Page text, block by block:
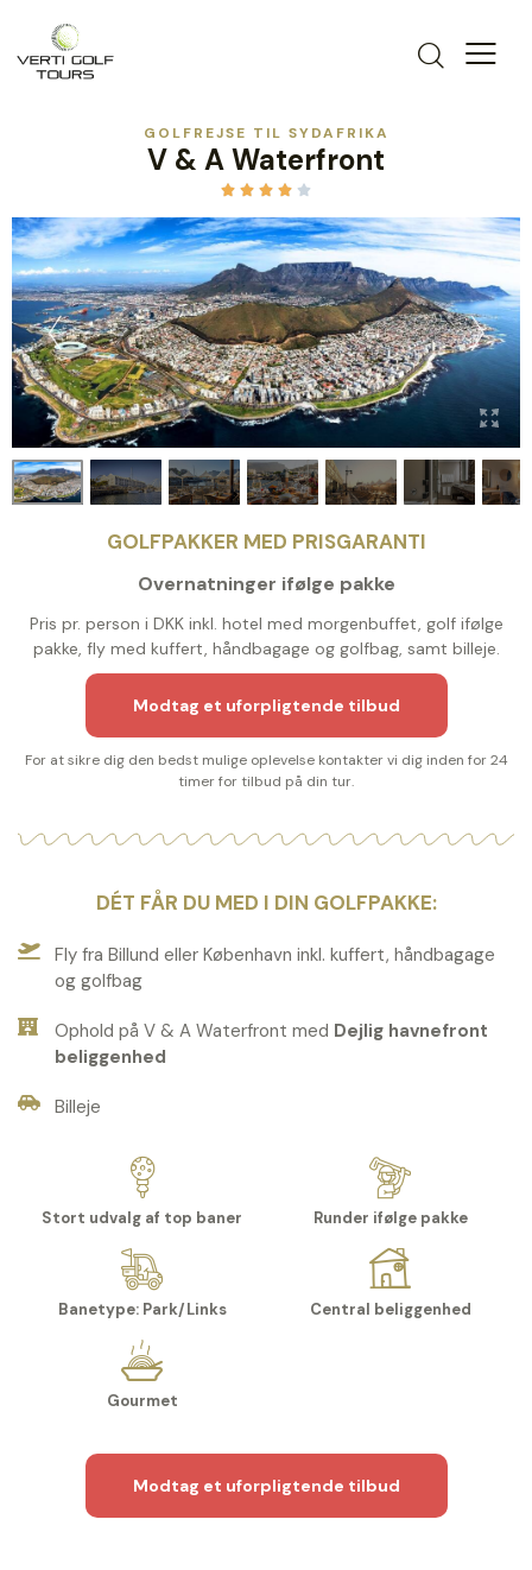
GOLFREJSE TIL SYDAFRIKA
V & A Waterfront
    
GOLFPAKKER MED PRISGARANTI
Overnatninger ifølge pakke
Pris pr. person i DKK inkl. hotel med morgenbuffet, golf ifølge
pakke, fly med kuffert, håndbagage og golfbag, samt billeje.
Modtag et uforpligtende tilbud
For at sikre dig den bedst mulige oplevelse kontakter vi dig inden for 24
timer for tilbud på din tur.
DÉT FÅR DU MED I DIN GOLFPAKKE:
Fly fra Billund eller København inkl. kuffert, håndbagage
og golfbag
Ophold på V & A Waterfront med Dejlig havnefront
beliggenhed
Billeje
Stort udvalg af top baner Runder ifølge pakke
Banetype: Park/Links Central beliggenhed
Gourmet
Modtag et uforpligtende tilbud